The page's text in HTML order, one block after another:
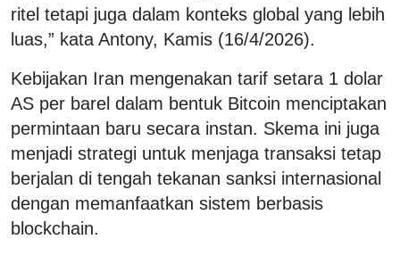
ritel tetapi juga dalam konteks global yang lebih
luas,” kata Antony, Kamis (16/4/2026).
Kebijakan Iran mengenakan tarif setara 1 dolar
AS per barel dalam bentuk Bitcoin menciptakan
permintaan baru secara instan. Skema ini juga
menjadi strategi untuk menjaga transaksi tetap
berjalan di tengah tekanan sanksi internasional
dengan memanfaatkan sistem berbasis
blockchain.